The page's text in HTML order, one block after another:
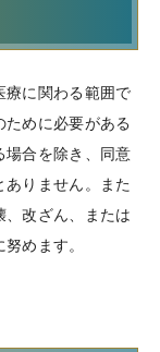
療に関わる範囲で
めに必要がある
場合を除き、同意
りません。また
改ざん、または
めます。